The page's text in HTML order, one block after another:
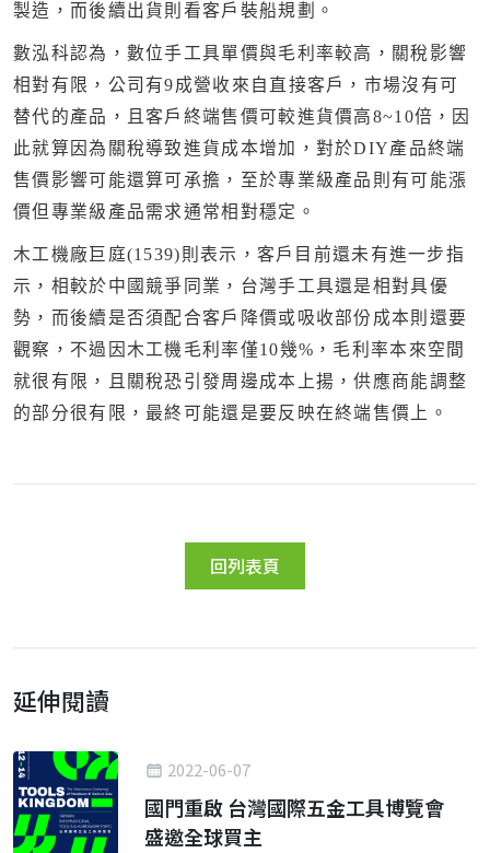
製造，而後續出貨則看客戶裝船規劃。
數泓科認為，數位手工具單價與毛利率較高，關稅影響
相對有限，公司有9成營收來自直接客戶，市場沒有可
替代的產品，且客戶終端售價可較進貨價高8~10倍，因
此就算因為關稅導致進貨成本增加，對於DIY產品終端
售價影響可能還算可承擔，至於專業級產品則有可能漲
價但專業級產品需求通常相對穩定。
木工機廠巨庭(1539)則表示，客戶目前還未有進一步指
示，相較於中國競爭同業，台灣手工具還是相對具優
勢，而後續是否須配合客戶降價或吸收部份成本則還要
觀察，不過因木工機毛利率僅10幾%，毛利率本來空間
就很有限，且關稅恐引發周邊成本上揚，供應商能調整
的部分很有限，最終可能還是要反映在終端售價上。
回列表頁
延伸閱讀
2022-06-07
國門重啟 台灣國際五金工具博覽會
盛邀全球買主